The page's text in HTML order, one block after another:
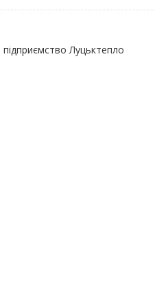
Луцьктепло